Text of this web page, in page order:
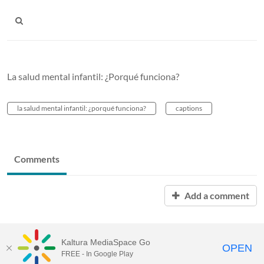
La salud mental infantil: ¿Porqué funciona?
la salud mental infantil: ¿porqué funciona? captions
Comments
Add a comment
MediaSpace™ video portalby Kaltura
Kaltura MediaSpace Go
FREE - In Google Play OPEN